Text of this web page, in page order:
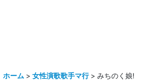
ホーム > 女性演歌歌手マ行 > みちのく娘!